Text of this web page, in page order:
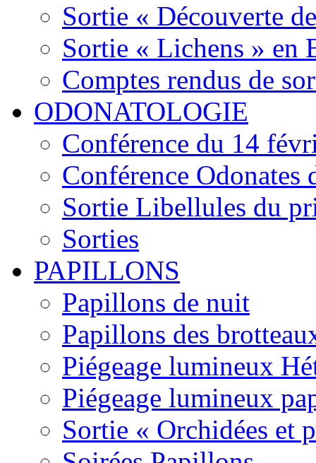
Sortie « Découverte
Sortie « Lichens » en
Comptes rendus de
ODONATOLOGIE
Conférence du 14
Conférence
Sortie Libellules du
Sorties
PAPILLONS
Papillons de nuit
Papillons des
Piégeage lumineux
Piégeage lumineux
Sortie « Orchidées et